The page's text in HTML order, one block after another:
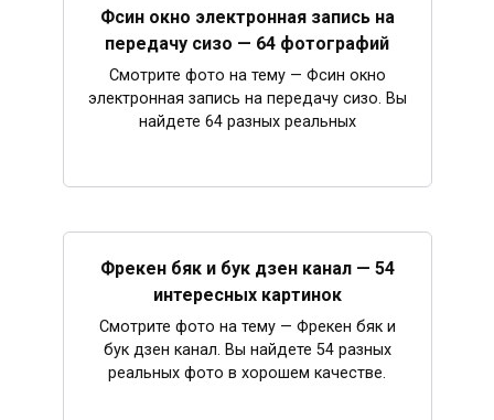
Фсин окно электронная запись на
передачу сизо — 64 фотографий
Смотрите фото на тему — Фсин окно
электронная запись на передачу сизо. Вы
найдете 64 разных реальных
Фрекен бяк и бук дзен канал — 54
интересных картинок
Смотрите фото на тему — Фрекен бяк и
бук дзен канал. Вы найдете 54 разных
реальных фото в хорошем качестве.